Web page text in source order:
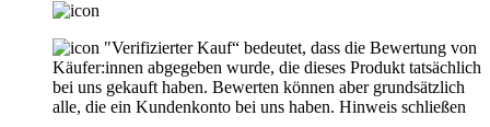
"Verifizierter Kauf“ bedeutet, dass die Bewertung von
Käufer:innen abgegeben wurde, die dieses Produkt tatsächlich
bei uns gekauft haben. Bewerten können aber grundsätzlich
alle, die ein Kundenkonto bei uns haben. Hinweis schließen